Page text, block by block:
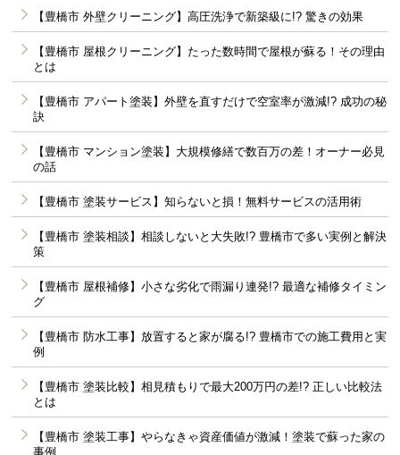
【豊橋市 外壁クリーニング】高圧洗浄で新築級に!? 驚きの効果
【豊橋市 屋根クリーニング】たった数時間で屋根が蘇る！その理由
とは
【豊橋市 アパート塗装】外壁を直すだけで空室率が激減!? 成功の秘
訣
【豊橋市 マンション塗装】大規模修繕で数百万の差！オーナー必見
の話
【豊橋市 塗装サービス】知らないと損！無料サービスの活用術
【豊橋市 塗装相談】相談しないと大失敗!? 豊橋市で多い実例と解決
策
【豊橋市 屋根補修】小さな劣化で雨漏り連発!? 最適な補修タイミン
グ
【豊橋市 防水工事】放置すると家が腐る!? 豊橋市での施工費用と実
例
【豊橋市 塗装比較】相見積もりで最大200万円の差!? 正しい比較法
とは
【豊橋市 塗装工事】やらなきゃ資産価値が激減！塗装で蘇った家の
事例